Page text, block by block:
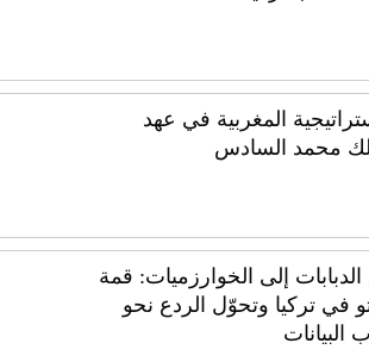
المغربية في عهد
محمد السادس
إلى الخوارزميات: قمة
في تركيا وتحوّل الردع نحو
البيانات